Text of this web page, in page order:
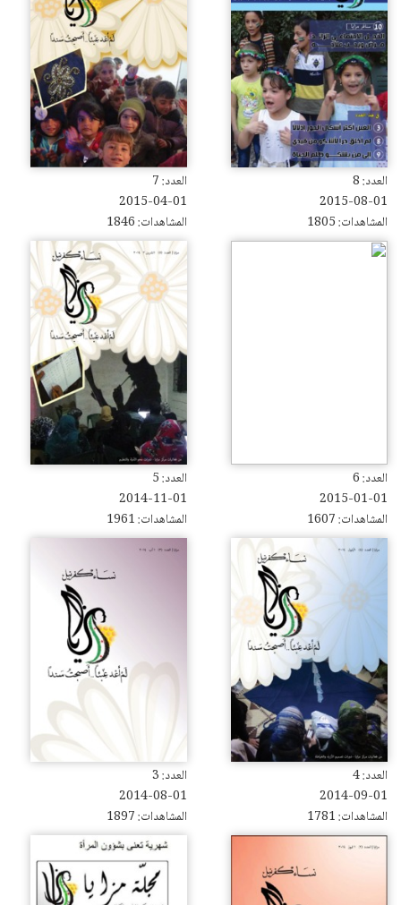
العدد: 8
2015-08-01
المشاهدات: 1805
العدد: 7
2015-04-01
المشاهدات: 1846
العدد: 6
2015-01-01
المشاهدات: 1607
العدد: 5
2014-11-01
المشاهدات: 1961
العدد: 4
2014-09-01
المشاهدات: 1781
العدد: 3
2014-08-01
المشاهدات: 1897